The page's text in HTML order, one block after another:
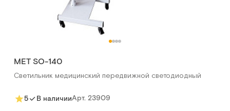
МЕТ SO-140
Светильник медицинский передвижной светодиодный
5 В наличииАрт. 23909